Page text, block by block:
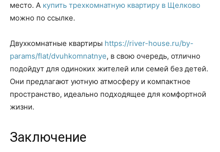
место. А купить трехкомнатную квартиру в Щелково
можно по ссылке.
Двухкомнатные квартиры https://river-house.ru/by-
params/flat/dvuhkomnatnye, в свою очередь, отлично
подойдут для одиноких жителей или семей без детей.
Они предлагают уютную атмосферу и компактное
пространство, идеально подходящее для комфортной
жизни.
Заключение